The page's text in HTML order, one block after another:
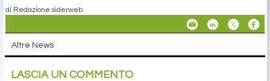
di Redazione siderweb
Altre News
LASCIA UN COMMENTO